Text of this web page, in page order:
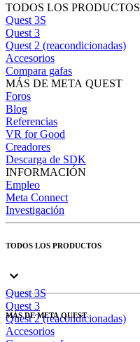
TODOS LOS PRODUCTOS
Quest 3S
Quest 3
Quest 2 (reacondicionadas)
Accesorios
Compara gafas
MÁS DE META QUEST
Foros
Blog
Referencias
VR for Good
Creadores
Descarga de SDK
INFORMACIÓN
Empleo
Meta Connect
Investigación
TODOS LOS PRODUCTOS
Quest 3S
Quest 3
Quest 2 (reacondicionadas)
Accesorios
MÁS DE META QUEST